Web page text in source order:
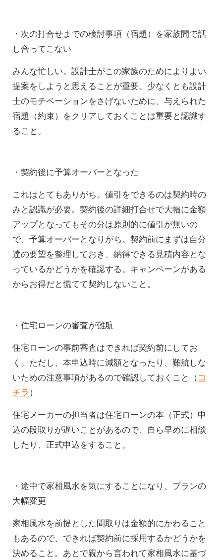
・次の打合せまでの検討事項（宿題）を家族間で話
し合ってこない
みんな忙しい。設計士がこの家族のためによりよい
提案をしようと思えることが重要。少なくとも設計
士のモチベーションをさげないために、与えられた
宿題（約束）をクリアしておくことは重要と認識す
ること。
・契約後に予算オーバーとなった
これはとてもありがち。値引をできるのは契約時の
みと認識が必要。契約後の詳細打合せで大幅に金額
アップとなってもその分は原則的に値引が無いの
で、予算オーバーとなりがち。契約前にまずは自分
達の要望を整理しておき、納得できる見積内容とな
っているかどうかを確認する。キャンペーンがある
からお得だと慌てて契約しないこと。
・住宅ローンの審査が難航
住宅ローンの事前審査はできれば契約前にしてお
く。ただし、本申込時に減額となったり、難航しな
いための注意事項があるので確認しておくこと（ コ
チラ ）
住宅メーカーの担当者は住宅ローンの本（正式）申
込の段取りが遅いことがあるので、自ら早めに相談
したり、正式申込をすること。
・途中で家相風水を気にすることになり、プランの
大幅変更
家相風水を前提とした間取りは金額的にかわること
もあるので、できれば契約前に採用するかどうかを
決めること。あとで親から言われて家相風水に基づ